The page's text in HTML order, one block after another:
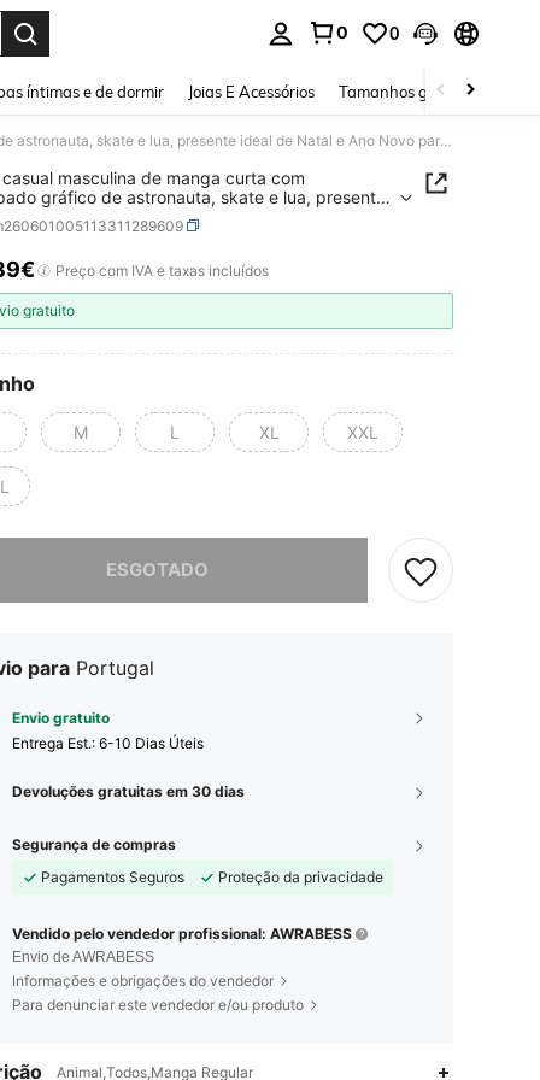
0 0
íntimas e de dormir Joias E Acessórios Tamanhos grandes
T-shirt casual masculina de manga curta com estampado gráfico de astronauta, skate e lua, presente ideal de Natal e Ano Novo para homens
masculina de manga curta com
gráfico de astronauta, skate e lua, presente
Natal e Ano Novo para homens
AND AVAILABILITY
Preço com IVA e taxas incluídos
gratuito
M L XL XXL
ESGOTADO
para Portugal
Envio gratuito
Entrega Est.: 6-10 Dias Úteis
Devoluções gratuitas em 30 dias
Segurança de compras
Pagamentos Seguros
Proteção da privacidade
Vendido pelo vendedor profissional: AWRABESS
Envio de AWRABESS
Informações e obrigações do vendedor
Para denunciar este vendedor e/ou produto
Animal,Todos,Manga Regular